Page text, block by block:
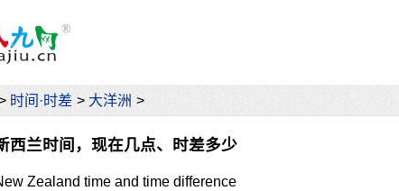
时间·时差 > 大洋洲 >
西兰时间，现在几点、时差多少
Zealand time and time difference